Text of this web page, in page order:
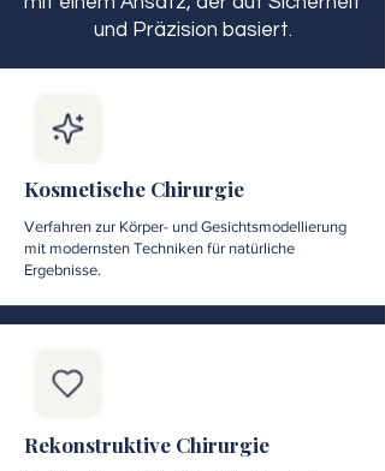
und Präzision basiert.
Kosmetische Chirurgie
Verfahren zur Körper- und Gesichtsmodellierung
mit modernsten Techniken für natürliche
Ergebnisse.
Rekonstruktive Chirurgie